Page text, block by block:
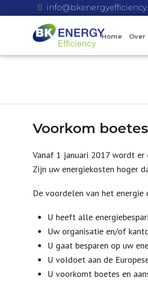
Home Over
Voorkom
Vanaf 1 januari 2017 wordt
Zijn uw energiekosten hoger
De voordelen van het energie
U heeft alle
Uw organisatie en/of
U gaat besparen op uw
U voldoet aan de
U voorkomt boetes en